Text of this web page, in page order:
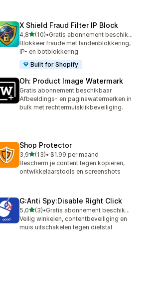
X Shield Fraud Filter IP Block
4,8van 5 sterren
(10)
10 recensies in totaal
•
Gratis abonnement beschikbaar
Blokkeer fraude met landenblokkering,
IP- en botblokkering
Built for Shopify
Oh: Product Image Watermark
Gratis abonnement beschikbaar
Afbeeldings- en paginawatermerken in
bulk met rechtermuisklikbeveiliging.
Shop Protector
3,9van 5 sterren
(13)
13 recensies in totaal
• $1.99 per maand
Bescherm je content tegen kopiëren,
ontwikkelaarstools en screenshots
G:Anti Spy:Disable Right Click
5,0van 5 sterren
(3)
3 recensies in totaal
•
Gratis abonnement beschikbaar
Veilig winkelen, contentbeveiliging en
muis uitschakelen tegen diefstal